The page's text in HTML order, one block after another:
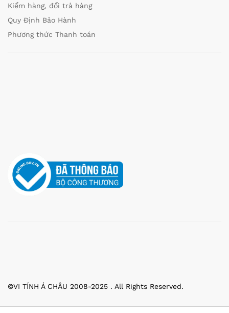
Kiểm hàng, đổi trả hàng
Quy Định Bảo Hành
Phương thức Thanh toán
©VI TÍNH Á CHÂU 2008-2025 . All Rights Reserved.